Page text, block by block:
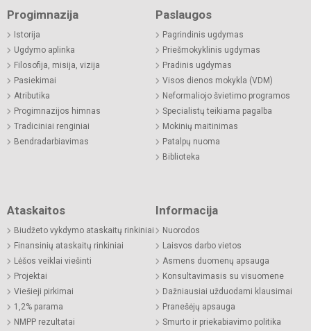
Progimnazija
Istorija
Ugdymo aplinka
Filosofija, misija, vizija
Pasiekimai
Atributika
Progimnazijos himnas
Tradiciniai renginiai
Bendradarbiavimas
Paslaugos
Pagrindinis ugdymas
Priešmokyklinis ugdymas
Pradinis ugdymas
Visos dienos mokykla (VDM)
Neformaliojo švietimo programos
Specialistų teikiama pagalba
Mokinių maitinimas
Patalpų nuoma
Biblioteka
Ataskaitos
Biudžeto vykdymo ataskaitų rinkiniai
Finansinių ataskaitų rinkiniai
Lėšos veiklai viešinti
Projektai
Viešieji pirkimai
1,2% parama
NMPP rezultatai
Informacija
Nuorodos
Laisvos darbo vietos
Asmens duomenų apsauga
Konsultavimasis su visuomene
Dažniausiai užduodami klausimai
Pranešėjų apsauga
Smurto ir priekabiavimo politika